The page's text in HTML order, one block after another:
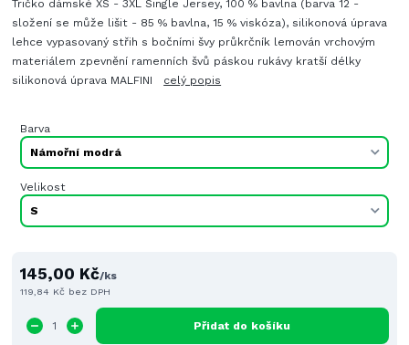
Tričko dámské XS - 3XL Single Jersey, 100 % bavlna (barva 12 -
složení se může lišit - 85 % bavlna, 15 % viskóza), silikonová úprava
lehce vypasovaný střih s bočními švy průkrčník lemován vrchovým
materiálem zpevnění ramenních švů páskou rukávy kratší délky
silikonová úprava MALFINI celý popis
Barva
Velikost
145,00 Kč/ks
119,84 Kč bez DPH
Přidat do košíku